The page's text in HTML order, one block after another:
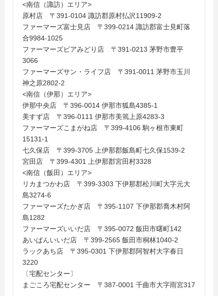
<南信（諏訪）エリア>
原村店 〒391-0104 諏訪郡原村払沢11909-2
ファーマーズ富士見店 〒399-0214 諏訪郡富士見町落
合9984-1025
ファーマーズピアみどり店 〒391-0213 茅野市豊平
3066
ファーマーズサン・ライフ店 〒391-0011 茅野市玉川
神之原2802-2
<南信（伊那）エリア>
伊那中央店 〒396-0014 伊那市狐島4385-1
美すず店 〒396-0111 伊那市美篶上原4283-3
ファーマーズこまがね店 〒399-4106 駒ヶ根市東町
15131-1
七久保店 〒399-3705 上伊那郡飯島町七久保1539-2
宮田店 〒399-4301 上伊那郡宮田村3328
<南信（飯田）エリア>
リカまつかわ店 〒399-3303 下伊那郡松川町大字元大
島3274-6
ファーマーズたかぎ店 〒395-1107 下伊那郡喬木村阿
島1282
ファーマーズいいだ店 〒395-0072 飯田市曙町142
あいぱんいいだ店 〒399-2565 飯田市桐林1040-2
ラックあち店 〒395-0301 下伊那郡阿智村大字春日
3220
〔宅配センター〕
まごころ宅配センター 〒387-0001 千曲市大字雨宮317